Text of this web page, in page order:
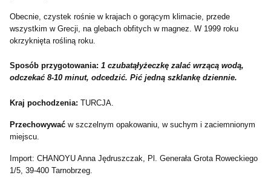
Obecnie, czystek rośnie w krajach o gorącym klimacie, przede
wszystkim w Grecji, na glebach obfitych w magnez. W 1999 roku
okrzyknięta rośliną roku.
Sposób przygotowania: 1 czubatąłyżeczkę zalać wrzącą wodą,
odczekać 8-10 minut, odcedzić. Pić jedną szklankę dziennie.
Kraj pochodzenia: TURCJA.
Przechowywać w szczelnym opakowaniu, w suchym i zaciemnionym
miejscu.
Import: CHANOYU Anna Jędruszczak, Pl. Generała Grota Roweckiego
1/5, 39-400 Tarnobrzeg.